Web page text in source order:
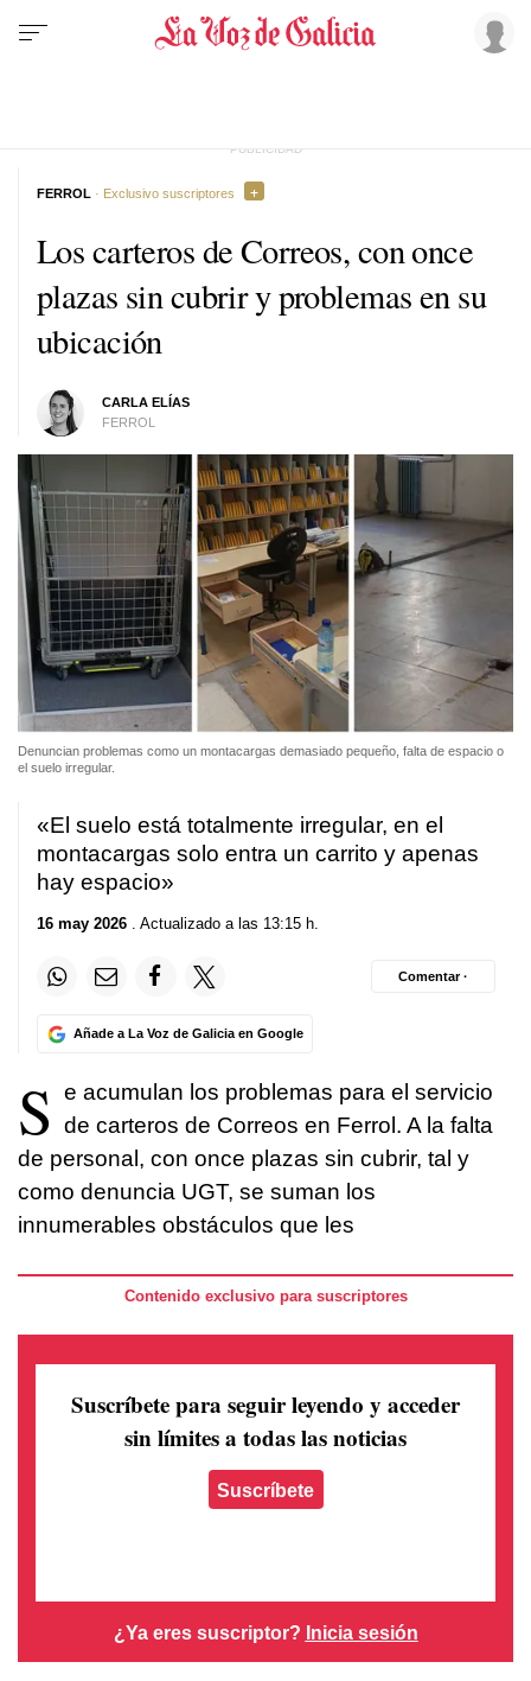
Los carteros de Correos, con once
plazas sin cubrir y problemas en su
ubicación
CARLA ELÍAS
FERROL
FERROL · Exclusivo suscriptores
Denuncian problemas como un montacargas demasiado pequeño, falta de espacio o
el suelo irregular.
«El suelo está totalmente irregular, en el
montacargas solo entra un carrito y apenas
hay espacio»
16 may 2026 . Actualizado a las 13:15 h.
Añade a La Voz de Galicia en Google
Comentar ·
S
e acumulan los problemas para el servicio
de carteros de Correos en Ferrol. A la falta
de personal, con once plazas sin cubrir, tal y
como denuncia UGT, se suman los
innumerables obstáculos que les
Contenido exclusivo para suscriptores
Suscríbete para seguir leyendo y acceder
sin límites a todas las noticias
Suscríbete
¿Ya eres suscriptor? Inicia sesión